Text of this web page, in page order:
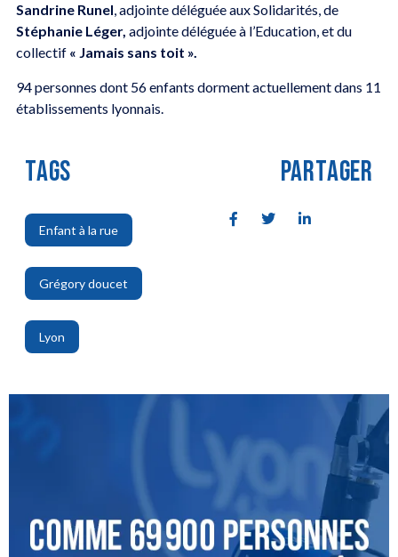
Sandrine Runel, adjointe déléguée aux Solidarités, de
Stéphanie Léger, adjointe déléguée à l’Education, et du
collectif « Jamais sans toit ».
94 personnes dont 56 enfants dorment actuellement dans 11
établissements lyonnais.
TAGS
Enfant à la rue
,
Grégory doucet
,
Lyon
PARTAGER